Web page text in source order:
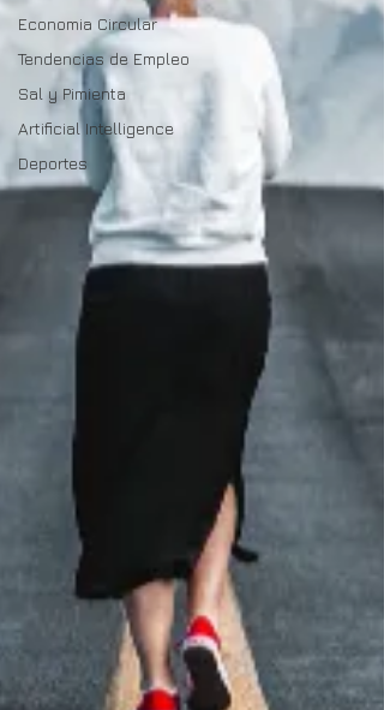
Economia Circular
Tendencias de Empleo
Sal y Pimienta
Artificial Intelligence
Deportes